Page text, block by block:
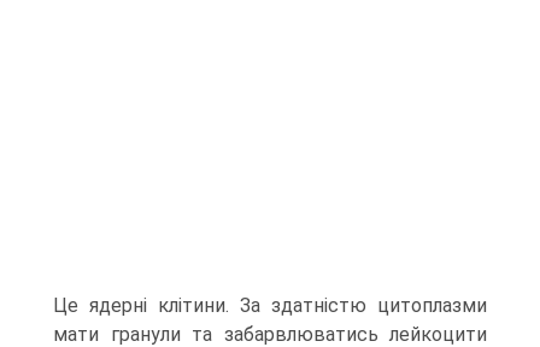
Це ядерні клітини. За здатністю цитоплазми
мати гранули та забарвлюватись лейкоцити